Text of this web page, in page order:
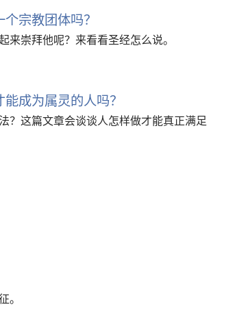
宗教团体吗？
崇拜他呢？来看看圣经怎么说。
成为属灵的人吗？
？这篇文章会谈谈人怎样做才能真正满足
。